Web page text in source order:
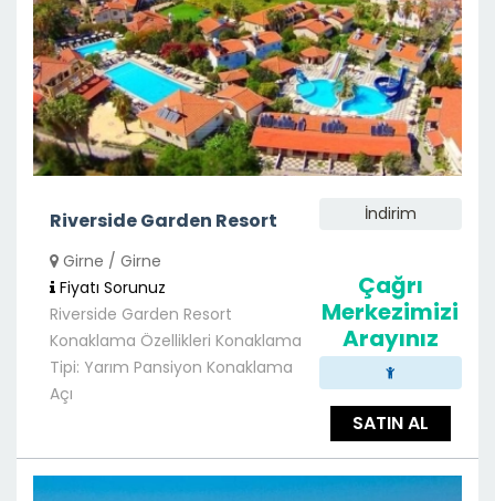
Riverside Garden Resort
Girne / Girne
Fiyatı Sorunuz
Riverside Garden Resort
Konaklama Özellikleri Konaklama
Tipi: Yarım Pansiyon Konaklama
Açı
İndirim
Çağrı
Merkezimizi
Arayınız
SATIN AL